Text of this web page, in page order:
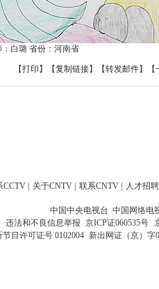
白璐 省份：河南省
【打印 】【复制链接】【转发邮件】
CCTV 关于CNTV 联系CNTV 人才招聘
中国中央电视台 中国网络电
违法和不良信息举报 京ICP证060535号
目许可证号 0102004 新出网证（京）